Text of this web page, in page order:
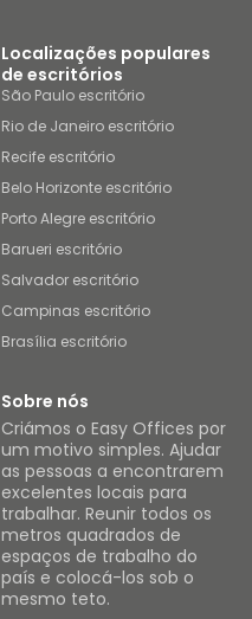
Localizações populares
de escritórios
São Paulo escritório
Rio de Janeiro escritório
Recife escritório
Belo Horizonte escritório
Porto Alegre escritório
Barueri escritório
Salvador escritório
Campinas escritório
Brasília escritório
Sobre nós
Criámos o Easy Offices por
um motivo simples. Ajudar
as pessoas a encontrarem
excelentes locais para
trabalhar. Reunir todos os
metros quadrados de
espaços de trabalho do
país e colocá-los sob o
mesmo teto.